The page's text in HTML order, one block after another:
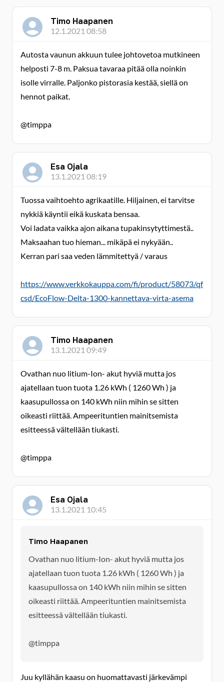
Timo Haapanen
12.1.2021 08:58
Autosta vaunun akkuun tulee johtovetoa mutkineen
helposti 7-8 m. Paksua tavaraa pitää olla noinkin
isolle virralle. Paljonko pistorasia kestää, siellä on
hennot paikat.
@timppa
Esa Ojala
13.1.2021 08:19
Tuossa vaihtoehto agrikaatille. Hiljainen, ei tarvitse
nykkiä käyntii eikä kuskata bensaa.
Voi ladata vaikka ajon aikana tupakinsytyttimestä..
Maksaahan tuo hieman... mikäpä ei nykyään..
Kerran pari saa veden lämmitettyä / varaus
https://www.verkkokauppa.com/fi/product/58073/qf
csd/EcoFlow-Delta-1300-kannettava-virta-asema
Timo Haapanen
13.1.2021 09:49
Ovathan nuo litium-Ion- akut hyviä mutta jos
ajatellaan tuon tuota 1.26 kWh ( 1260 Wh ) ja
kaasupullossa on 140 kWh niin mihin se sitten
oikeasti riittää. Ampeerituntien mainitsemista
esitteessä vältellään tiukasti.
@timppa
Esa Ojala
13.1.2021 10:45
Timo Haapanen
Ovathan nuo litium-Ion- akut hyviä mutta jos
ajatellaan tuon tuota 1.26 kWh ( 1260 Wh ) ja
kaasupullossa on 140 kWh niin mihin se sitten
oikeasti riittää. Ampeerituntien mainitsemista
esitteessä vältellään tiukasti.
@timppa
Juu kyllähän kaasu on huomattavasti järkevämpi